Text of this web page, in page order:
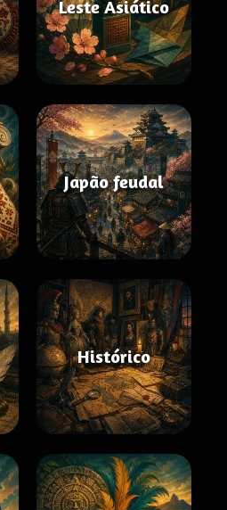
Leste Asiático
Japão feudal
Histórico